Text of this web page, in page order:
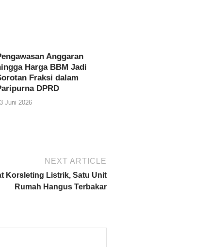
Anggaran
Harga BBM Jadi
Fraksi dalam
DPRD
Juni 2026
NEXT ARTICLE
Korsleting Listrik, Satu Unit
Rumah Hangus Terbakar